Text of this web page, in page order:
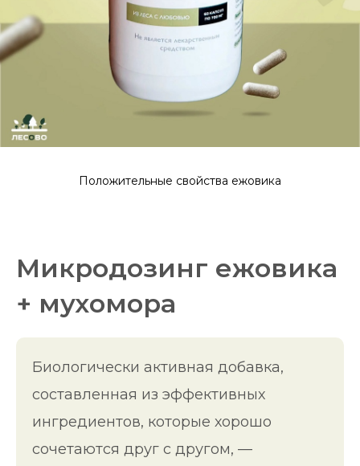
Положительные свойства ежовика
Микродозинг ежовика
+ мухомора
Биологически активная добавка,
составленная из эффективных
ингредиентов, которые хорошо
сочетаются друг с другом, —